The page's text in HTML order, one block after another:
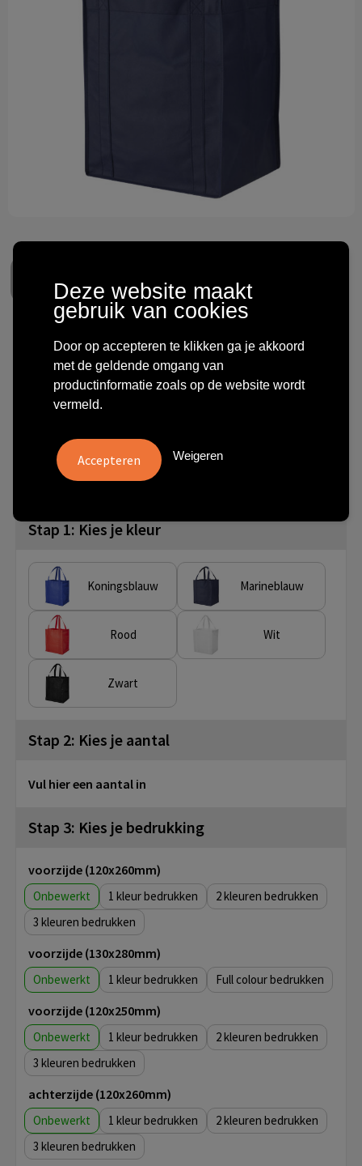
Liberty non woven
boodschappentas 29L
€ 0,93 vanafexcl. btw -
vanaf
Onbedrukt:
3 dag(en)
Bedrukt:
Stap 1: Kies je kleur
Koningsblauw Marineblauw
Rood Wit
Zwart
Stap 2: Kies je aantal
Vul hier een aantal in
Stap 3: Kies je bedrukking
voorzijde (120x260mm)
Onbewerkt 1
2
3
voorzijde (130x280mm)
Onbewerkt 1 Full colour
voorzijde (120x250mm)
Onbewerkt 1
2
3
achterzijde (120x260mm)
Onbewerkt 1
2
3
Deze website maakt
gebruik van cookies
Door op accepteren te klikken ga je akkoord
met de geldende omgang van
productinformatie zoals op de website wordt
vermeld.
Weigeren